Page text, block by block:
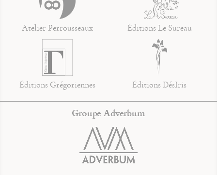
Atelier Perrousseaux Éditions Le Sureau
Éditions Grégoriennes Éditions DésIris
Groupe Adverbum